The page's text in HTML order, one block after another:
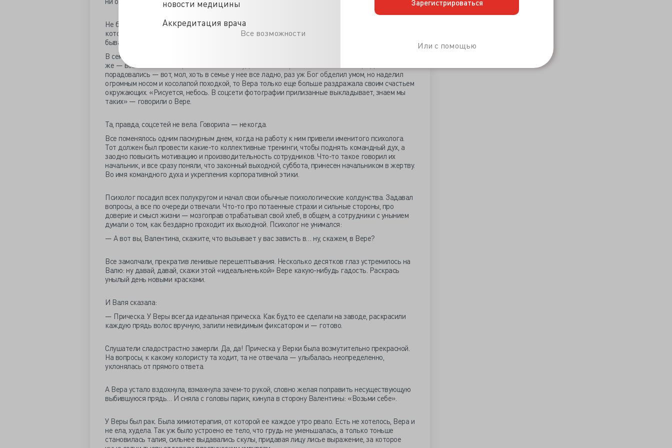
новости медицины
Аккредитация врача
Все возможности
Зарегистрироваться
Или с помощью
Не бывает идеальных женщин, которые ходят на каблуках весь рабочий день, не морщась. У
которых не начинает к вечеру блестеть кожа, требуя немедленно припудрить нос. Не бывает, не
бывает! Но Вера — была.
В семье у Веры тоже все было до противного ровно и спокойно. Двое детей, заботливый муж, он
же — вовлеченный отец. И если какой-нибудь Вале это простили бы её коллеги, и даже
порадовались — вот, мол, хоть в семье у нее все ладно, раз уж Бог обделил умом, но наделил
огромным носом и косолапой походкой, то Вера только еще больше раздражала своим счастьем
окружающих. «Рисуется, небось. В соцсети фотографии прилизанные выкладывает, знаем мы
таких» — говорили о Вере.
Та, правда, соцсетей не вела. Говорила — некогда.
Все поменялось одним пасмурным днем, когда на работу к ним привели именитого психолога.
Тот должен был провести какие-то коллективные тренинги, чтобы поднять командный дух, а
заодно повысить мотивацию и производительность сотрудников. Что-то такое говорил их
начальник, и все сразу поняли, что законный выходной, суббота, принесен начальником в жертву.
Во имя командного духа и укрепления корпоративной этики.
Психолог посадил всех полукругом и начал свои обычные психологические колдунства. Задавал
вопросы, а все по очереди отвечали. Что-то про потаенные страхи и сильные стороны, про
доверие и смысл жизни — мозгоправ отрабатывал свой хлеб, в общем, а сотрудники с унынием
думали о том, как бездарно проходит их выходной. Психолог не унимался:
— А вот вы, Валентина, скажите, что вызывает у вас зависть в… ну, скажем, в Вере?
Все замолчали, прекратив ленивые перешептывания. Несколько десятков глаз устремилось на
Валю: ну давай, давай, скажи этой «идеальненькой» Вере какую-нибудь гадость. Раскрась
унылый день новыми красками.
И Валя сказала:
— Прическа. У Веры всегда идеальная прическа. Как будто ее сделали на заводе, раскрасили
каждую прядь волос вручную, залили невидимым фиксатором и — готово.
Слушатели сладострастно замерли. Да, да! Прическа у Верки была возмутительно прекрасной.
На вопросы, к какому колористу та ходит, та не отвечала — улыбалась неопределенно,
уклонялась от прямого ответа.
А Вера устало вздохнула, взмахнула зачем-то рукой, словно желая поправить несуществующую
выбившуюся прядь… И сняла с головы парик, кинула в сторону Валентины: «Возьми себе».
У Веры был рак. Была химиотерапия, от которой ее каждое утро рвало. Есть не хотелось, Вера и
не ела, худела. Так уж было устроено ее тело, что грудь не уменьшалась, а только тоньше
становилась талия, сильнее выдавались скулы, придавая лицу лисье выражение, за которое